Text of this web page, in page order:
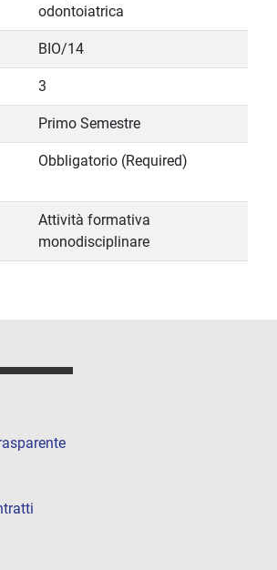
odontoiatrica
BIO/14
3
Primo Semestre
Obbligatorio (Required)
Attività formativa
monodisciplinare